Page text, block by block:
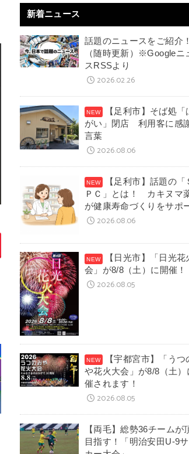
新着ニュース
話題のニュースをご紹介！
（随時更新）※Googleニ
スRSSより
2026.02.26
【足利市】そば処「
がい」閉店 利用客に感
言葉
2026.08.06
【足利市】話題の「
ＰＣ」とは！ カキヌマ
が健康寿命づくりをサポ
2026.08.06
【日光市】「日光花
会」が8/8（土）に開催！
2026.08.05
【宇都宮市】「うつ
や花火大会」が8/8（土）
催されます！
2026.08.05
【両毛】総勢36チームが
目指す！「明治安田U-9